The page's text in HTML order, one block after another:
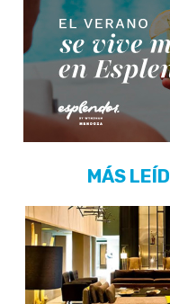
MÁS